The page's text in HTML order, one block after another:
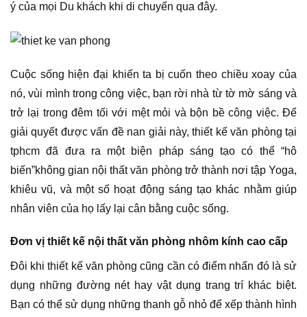
ý của mọi Du khách khi di chuyển qua đây.
Cuộc sống hiện đại khiến ta bị cuốn theo chiều xoay của
nó, vùi mình trong công việc, bạn rời nhà từ tờ mờ sáng và
trở lại trong đêm tối với mệt mỏi và bộn bề công việc. Để
giải quyết được vấn đề nan giải này, thiết kế văn phòng tại
tphcm đã đưa ra một biện pháp sáng tạo có thể “hô
biến”không gian nội thất văn phòng trở thành nơi tập Yoga,
khiêu vũ, và một số hoạt động sáng tạo khác nhằm giúp
nhân viên của họ lấy lại cân bằng cuộc sống.
Đơn vị thiết kế nội thất văn phòng nhôm kính cao cấp
Đôi khi thiết kế văn phòng cũng cần có điểm nhấn đó là sử
dụng những đường nét hay vật dụng trang trí khác biệt.
Bạn có thể sử dụng những thanh gỗ nhỏ để xếp thành hình